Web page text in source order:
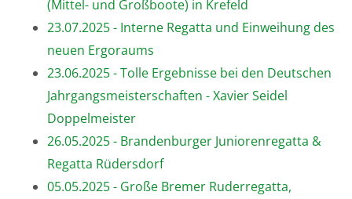
(Mittel- und Großboote) in Krefeld
23.07.2025 - Interne Regatta und Einweihung des
neuen Ergoraums
23.06.2025 - Tolle Ergebnisse bei den Deutschen
Jahrgangsmeisterschaften - Xavier Seidel
Doppelmeister
26.05.2025 - Brandenburger Juniorenregatta &
Regatta Rüdersdorf
05.05.2025 - Große Bremer Ruderregatta,